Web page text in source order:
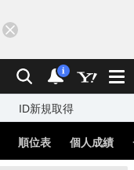
検索 通知
i
ID新規取得
順位表 個人成績